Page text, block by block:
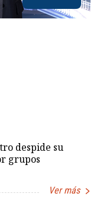
despide su
grupos
Ver más